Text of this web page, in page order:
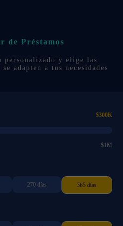
personalizado y elige las
adapten a tus necesidades
de Préstamos
$300K
$1M
270 días 365 días